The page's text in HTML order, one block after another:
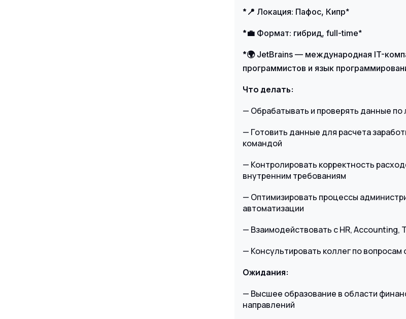
*📍 Локация: Пафос, Кипр*
*💼 Формат: гибрид, full-time*
*🌍 JetBrains — международная IT-
программистов и язык
Что делать:
— Обрабатывать и проверять данные по
— Готовить данные для расчета
командой
— Контролировать корректность
внутренним требованиям
— Оптимизировать процессы
автоматизации
— Взаимодействовать с HR,
— Консультировать коллег по
Ожидания:
— Высшее образование в области
направлений